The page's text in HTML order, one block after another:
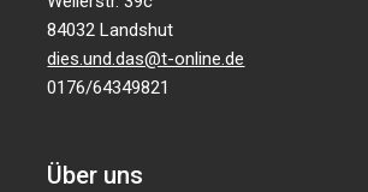
84032 Landshut
dies.und.das@t-online.de
0176/64349821
Über uns